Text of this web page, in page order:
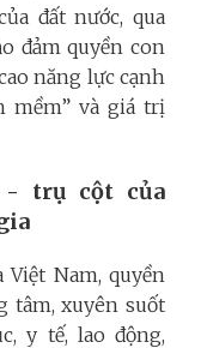
đất nước, qua
đảm quyền con
năng lực cạnh
mềm” và giá trị
- trụ cột của
Nam, quyền
tâm, xuyên suốt
y tế, lao động,